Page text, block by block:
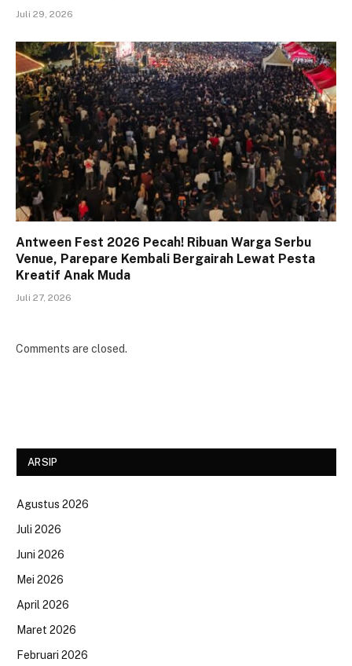
Juli 29, 2026
Antween Fest 2026 Pecah! Ribuan Warga Serbu
Venue, Parepare Kembali Bergairah Lewat Pesta
Kreatif Anak Muda
Juli 27, 2026
Comments are closed.
ARSIP
Agustus 2026
Juli 2026
Juni 2026
Mei 2026
April 2026
Maret 2026
Februari 2026